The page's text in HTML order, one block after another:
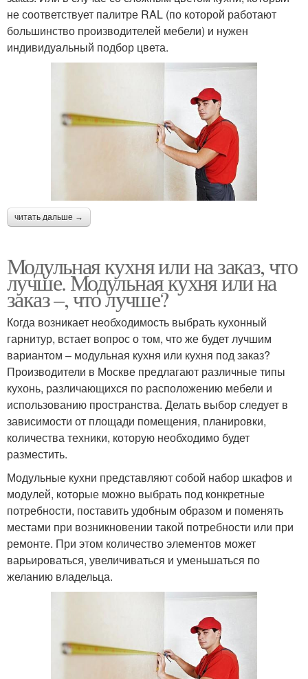
не соответствует палитре RAL (по которой работают
большинство производителей мебели) и нужен
индивидуальный подбор цвета.
читать дальше →
Модульная кухня или на заказ, что
лучше. Модульная кухня или на
заказ –, что лучше?
Когда возникает необходимость выбрать кухонный
гарнитур, встает вопрос о том, что же будет лучшим
вариантом – модульная кухня или кухня под заказ?
Производители в Москве предлагают различные типы
кухонь, различающихся по расположению мебели и
использованию пространства. Делать выбор следует в
зависимости от площади помещения, планировки,
количества техники, которую необходимо будет
разместить.
Модульные кухни представляют собой набор шкафов и
модулей, которые можно выбрать под конкретные
потребности, поставить удобным образом и поменять
местами при возникновении такой потребности или при
ремонте. При этом количество элементов может
варьироваться, увеличиваться и уменьшаться по
желанию владельца.